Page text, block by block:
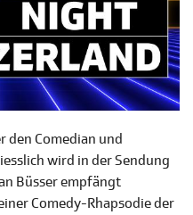
den Comedian und
wird in der Sendung
Büsser empfängt
Comedy-Rhapsodie der